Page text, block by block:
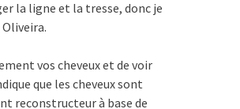
la ligne et la tresse, donc je
vos cheveux et de voir
que les cheveux sont
reconstructeur à base de